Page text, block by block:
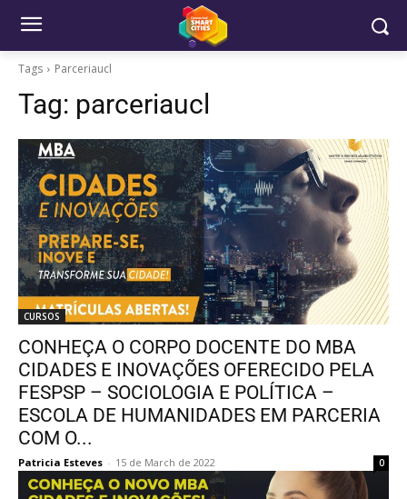
Tags Parceriaucl
Tag: parceriaucl
CURSOS
CONHEÇA O CORPO DOCENTE DO MBA
CIDADES E INOVAÇÕES OFERECIDO PELA
FESPSP – SOCIOLOGIA E POLÍTICA –
ESCOLA DE HUMANIDADES EM PARCERIA
COM O...
Patricia Esteves - 15 de March de 2022 0